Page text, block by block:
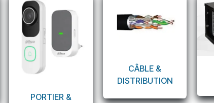
CÂBLE &
DISTRIBUTION
PORTIER &